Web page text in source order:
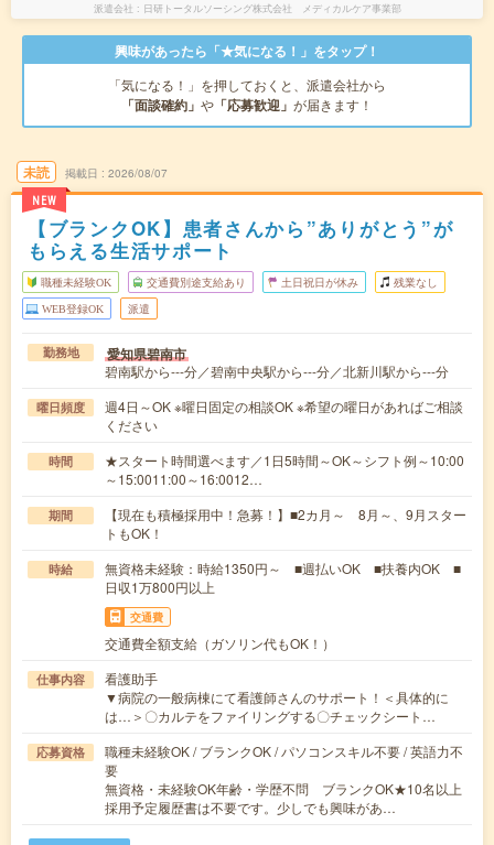
派遣会社 日研トータルソーシング株式会社 メディカルケア事業部
興味があったら「★気になる！」をタップ！
「気になる！」を押しておくと、派遣会社から
「面談確約」 や 「応募歓迎」 が届きます！
未読
NEW
掲載日 2026/08/07
【ブランクOK】患者さんから”ありがとう”が
もらえる生活サポート
職種未経験OK 交通費別途支給あり 土日祝日が休み 残業なし
WEB登録OK 派遣
勤務地 愛知県碧南市
碧南駅から---分／碧南中央駅から---分／北新川駅から---分
曜日頻度
週4日～OK ※曜日固定の相談OK ※希望の曜日があればご相談
ください
時間
★スタート時間選べます／1日5時間～OK～シフト例～10:00
～15:0011:00～16:0012…
期間
【現在も積極採用中！急募！】■2カ月～ 8月～、9月スター
トもOK！
時給
無資格未経験：時給1350円～ ■週払いOK ■扶養内OK ■
日収1万800円以上
交通費
交通費全額支給（ガソリン代もOK！）
仕事内容
看護助手
▼病院の一般病棟にて看護師さんのサポート！＜具体的に
は…＞〇カルテをファイリングする〇チェックシート…
応募資格
職種未経験OK / ブランクOK / パソコンスキル不要 / 英語力不
要
無資格・未経験OK年齢・学歴不問 ブランクOK★10名以上
採用予定履歴書は不要です。少しでも興味があ…